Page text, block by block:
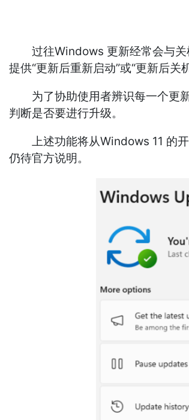
过往Windows 更新经常会与关
提供“更新后重新启动”或“更新后关
为了协助使用者辨识每一个更新
判断是否要进行升级。
上述功能将从Windows 11 的开
仍待官方说明。